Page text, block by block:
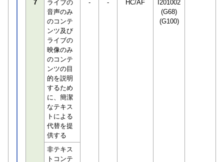
7
ライブの
音声のみ
のコンテ
ンツ及び
ライブの
映像のみ
のコンテ
ンツの目
的を説明
するため
に、簡潔
なテキス
トによる
代替を提
供する
- - HC/AF
I201002
(G68)
(G100)
非テキス
トコンテ